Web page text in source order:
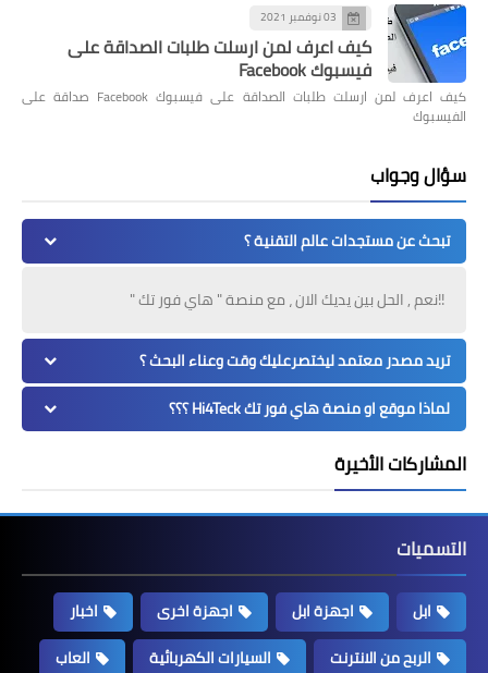
03 نوفمبر 2021
كيف اعرف لمن ارسلت طلبات الصداقة على
فيسبوك Facebook
كيف اعرف لمن ارسلت طلبات الصداقة على فيسبوك Facebook صداقة على
الفيسبوك
سؤال وجواب
تبحث عن مستجدات عالم التقنية ؟
!!نعم , الحل بين يديك الان ، مع منصة " هاي فور تك "
تريد مصدر معتمد ليختصرعليك وقت وعناء البحث ؟
لماذا موقع او منصة هاي فور تك Hi4Teck ؟؟؟
المشاركات الأخيرة
التسميات
ابل اجهزة ابل اجهزة اخرى
اخبار
الربح من الانترنت
السيارات الكهربائية
العاب